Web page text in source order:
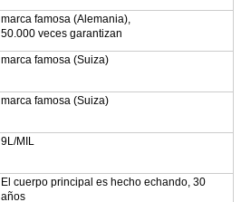
marca famosa (Alemania),
50.000 veces garantizan
marca famosa (Suiza)
marca famosa (Suiza)
9L/MIL
El cuerpo principal es hecho echando, 30
años